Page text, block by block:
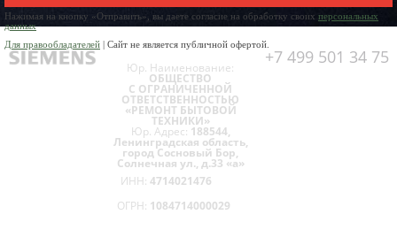
Нажимая на кнопку «Отправить», вы даете согласие на обработку своих персональных
данных
Для правообладателей | Сайт не является публичной офертой.
+7 499 501 34 75
Юр. Наименование:
ОБЩЕСТВО
С ОГРАНИЧЕННОЙ
ОТВЕТСТВЕННОСТЬЮ
«РЕМОНТ БЫТОВОЙ
ТЕХНИКИ»
Юр. Адрес: 188544,
Ленинградская область,
город Сосновый Бор,
Солнечная ул., д.33 «а»
ИНН: 4714021476
ОГРН: 1084714000029